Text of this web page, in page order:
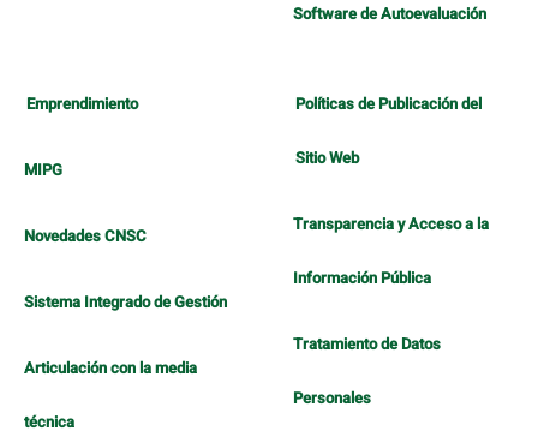
Software de Autoevaluación
Emprendimiento
MIPG
Novedades CNSC
Sistema Integrado de Gestión
Articulación con la media
técnica
Políticas de Publicación del
Sitio Web
Transparencia y Acceso a la
Información Pública
Tratamiento de Datos
Personales